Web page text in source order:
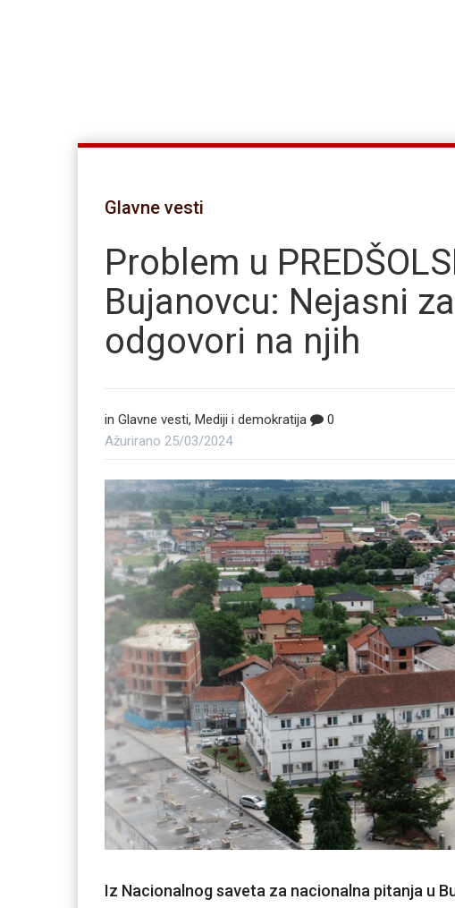
Glavne vesti
Problem u
Bujanovcu: Nejasni
odgovori na njih
in Glavne vesti, Mediji i demokratija
0
Ažurirano 25/03/2024
Iz Nacionalnog saveta za nacionalna pitanja u